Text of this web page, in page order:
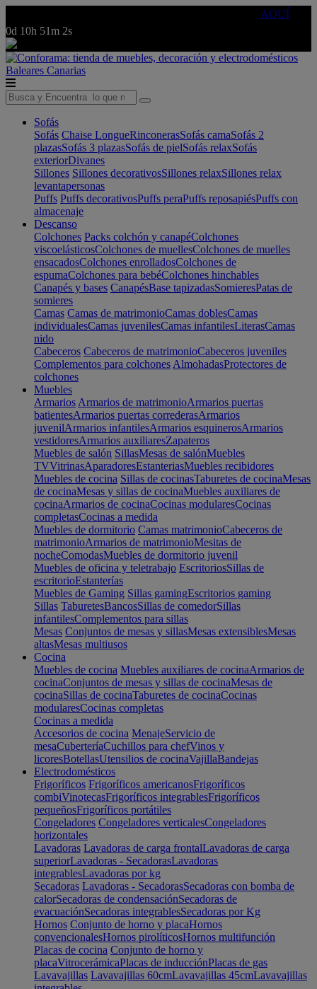
AQUÍ
0d 10h 51m 2s
Baleares Canarias
Sofás
Sofás Chaise LongueRinconerasSofás camaSofás 2
plazasSofás 3 plazasSofás de pielSofás relaxSofás
exteriorDivanes
Sillones Sillones decorativosSillones relaxSillones relax
levantapersonas
Puffs Puffs decorativosPuffs peraPuffs reposapiésPuffs con
almacenaje
Descanso
Colchones Packs colchón y canapéColchones
viscoelásticosColchones de muellesColchones de muelles
ensacadosColchones enrolladosColchones de
espumaColchones para bebéColchones hinchables
Canapés y bases CanapésBase tapizadasSomieresPatas de
somieres
Camas Camas de matrimonioCamas doblesCamas
individualesCamas juvenilesCamas infantilesLiterasCamas
nido
Cabeceros Cabeceros de matrimonioCabeceros juveniles
Complementos para colchones AlmohadasProtectores de
colchones
Muebles
Armarios Armarios de matrimonioArmarios puertas
batientesArmarios puertas correderasArmarios
juvenilArmarios infantilesArmarios esquinerosArmarios
vestidoresArmarios auxiliaresZapateros
Muebles de salón SillasMesas de salónMuebles
TVVitrinasAparadoresEstanteriasMuebles recibidores
Muebles de cocina Sillas de cocinasTaburetes de cocinaMesas
de cocinaMesas y sillas de cocinaMuebles auxiliares de
cocinaArmarios de cocinaCocinas modularesCocinas
completasCocinas a medida
Muebles de dormitorio Camas matrimonioCabeceros de
matrimonioArmarios de matrimonioMesitas de
nocheComodasMuebles de dormitorio juvenil
Muebles de oficina y teletrabajo EscritoriosSillas de
escritorioEstanterías
Muebles de Gaming Sillas gamingEscritorios gaming
Sillas TaburetesBancosSillas de comedorSillas
infantilesComplementos para sillas
Mesas Conjuntos de mesas y sillasMesas extensiblesMesas
altasMesas multiusos
Cocina
Muebles de cocina Muebles auxiliares de cocinaArmarios de
cocinaConjuntos de mesas y sillas de cocinaMesas de
cocinaSillas de cocinaTaburetes de cocinaCocinas
modularesCocinas completas
Cocinas a medida
Accesorios de cocina MenajeServicio de
mesaCuberteríaCuchillos para chefVinos y
licoresBotellasUtensilios de cocinaVajillaBandejas
Electrodomésticos
Frigoríficos Frigoríficos americanosFrigoríficos
combiVinotecasFrigoríficos integrablesFrigoríficos
pequeñosFrigoríficos portátiles
Congeladores Congeladores verticalesCongeladores
horizontales
Lavadoras Lavadoras de carga frontalLavadoras de carga
superiorLavadoras - SecadorasLavadoras
integrablesLavadoras por kg
Secadoras Lavadoras - SecadorasSecadoras con bomba de
calorSecadoras de condensaciónSecadoras de
evacuaciónSecadoras integrablesSecadoras por Kg
Hornos Conjunto de horno y placaHornos
convencionalesHornos pirolíticosHornos multifunción
Placas de cocina Conjunto de horno y
placaVitrocerámicaPlacas de inducciónPlacas de gas
Lavavajillas Lavavajillas 60cmLavavajillas 45cmLavavajillas